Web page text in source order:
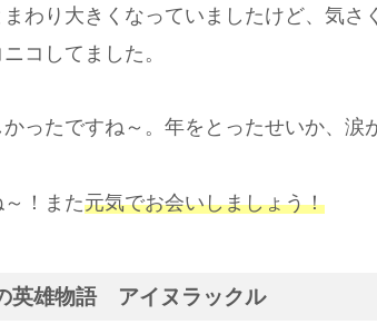
わり大きくなっていましたけど、気さ
コしてました。
ったですね～。年をとったせいか、涙
！また元気でお会いしましょう！
英雄物語 アイヌラックル